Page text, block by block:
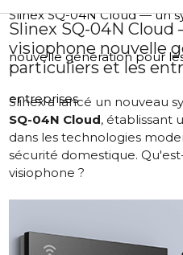
Slinex SQ-04N Cloud — un
nouvelle génération pour
entreprises
Slinex SQ-04N
visiophone nouvelle
particuliers et les
Slinex a lancé un nouveau
SQ-04N Cloud, établissant
dans les technologies
sécurité domestique.
visiophone ?